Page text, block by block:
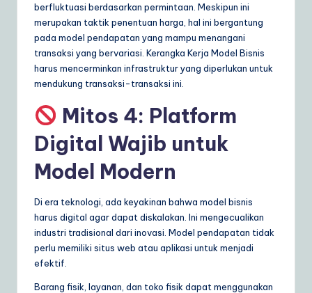
berfluktuasi berdasarkan permintaan. Meskipun ini
merupakan taktik penentuan harga, hal ini bergantung
pada model pendapatan yang mampu menangani
transaksi yang bervariasi. Kerangka Kerja Model Bisnis
harus mencerminkan infrastruktur yang diperlukan untuk
mendukung transaksi-transaksi ini.
Mitos 4: Platform
Digital Wajib untuk
Model Modern
Di era teknologi, ada keyakinan bahwa model bisnis
harus digital agar dapat diskalakan. Ini mengecualikan
industri tradisional dari inovasi. Model pendapatan tidak
perlu memiliki situs web atau aplikasi untuk menjadi
efektif.
Barang fisik, layanan, dan toko fisik dapat menggunakan